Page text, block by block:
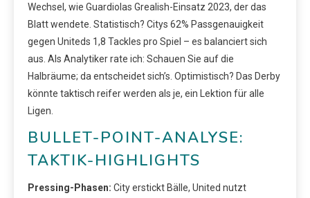
Wechsel, wie Guardiolas Grealish-Einsatz 2023, der das
Blatt wendete. Statistisch? Citys 62% Passgenauigkeit
gegen Uniteds 1,8 Tackles pro Spiel – es balanciert sich
aus. Als Analytiker rate ich: Schauen Sie auf die
Halbräume; da entscheidet sich’s. Optimistisch? Das Derby
könnte taktisch reifer werden als je, ein Lektion für alle
Ligen.
BULLET-POINT-ANALYSE:
TAKTIK-HIGHLIGHTS
Pressing-Phasen: City erstickt Bälle, United nutzt